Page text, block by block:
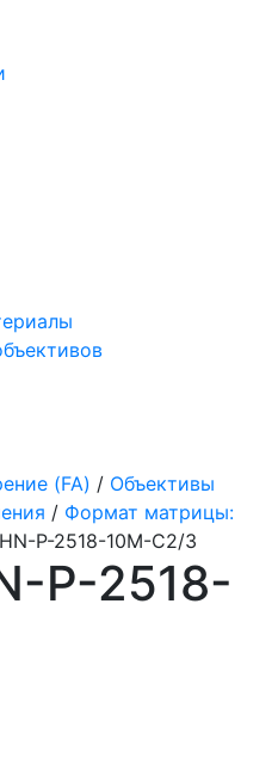
(FA) / Объективы
/ Формат матрицы:
P-2518-10M-C2/3
P-2518-